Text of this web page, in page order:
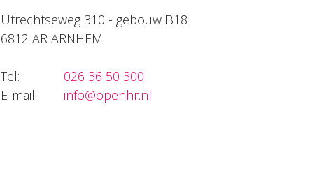
Utrechtseweg 310 - gebouw B18
6812 AR ARNHEM
Tel:
026 36 50 300
E-mail:
info@openhr.nl